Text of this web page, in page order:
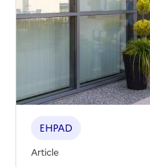
EHPAD
Article